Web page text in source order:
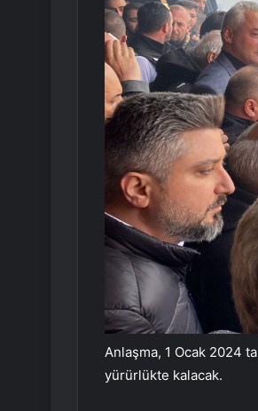
Anlaşma, 1 Ocak 2024
yürürlükte kalacak.